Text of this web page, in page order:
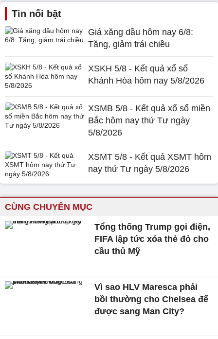
Tin nổi bật
Giá xăng dầu hôm nay 6/8:
Tăng, giảm trái chiều
XSKH 5/8 - Kết quả xổ số
Khánh Hòa hôm nay 5/8/2026
XSMB 5/8 - Kết quả xổ số miền
Bắc hôm nay thứ Tư ngày
5/8/2026
XSMT 5/8 - Kết quả XSMT hôm
nay thứ Tư ngày 5/8/2026
CÙNG CHUYÊN MỤC
Tổng thống Trump gọi điện,
FIFA lập tức xóa thẻ đỏ cho
cầu thủ Mỹ
Vì sao HLV Maresca phải
bồi thường cho Chelsea để
được sang Man City?